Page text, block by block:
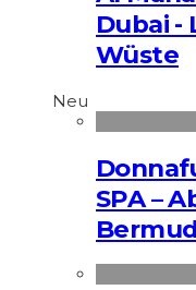
Dubai -
Wüste
Neu
SPA –